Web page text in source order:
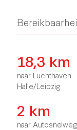
18,3 km
naar Luchthaven
Halle/Leipzig
2 km
naar